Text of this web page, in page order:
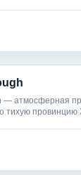
— атмосферная
тихую провинцию